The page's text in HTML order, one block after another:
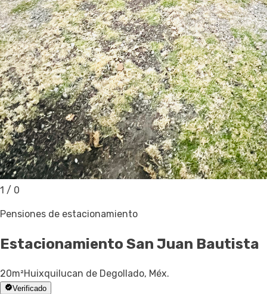
1 / 0
Pensiones de estacionamiento
Estacionamiento San Juan Bautista
20m²Huixquilucan de Degollado, Méx.
Verificado